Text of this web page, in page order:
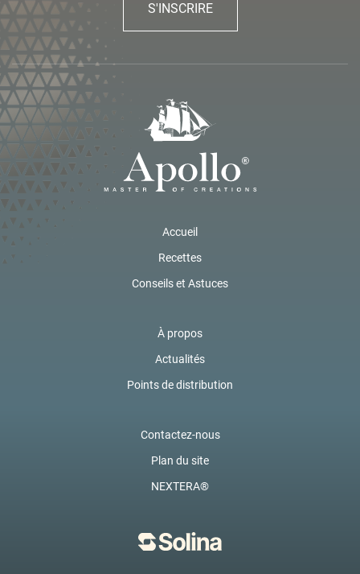
S'INSCRIRE
Accueil
Recettes
Conseils et Astuces
À propos
Actualités
Points de distribution
Contactez-nous
Plan du site
NEXTERA®